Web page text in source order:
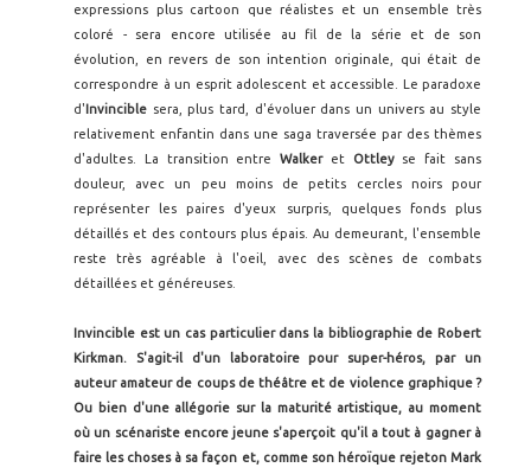
expressions plus cartoon que réalistes et un ensemble très
coloré - sera encore utilisée au fil de la série et de son
évolution, en revers de son intention originale, qui était de
correspondre à un esprit adolescent et accessible. Le paradoxe
d' Invincible sera, plus tard, d'évoluer dans un univers au style
relativement enfantin dans une saga traversée par des thèmes
d'adultes. La transition entreWalkeret Ottleyse fait sans
douleur, avec un peu moins de petits cercles noirs pour
représenter les paires d'yeux surpris, quelques fonds plus
détaillés et des contours plus épais. Au demeurant, l'ensemble
reste très agréable à l'oeil, avec des scènes de combats
détaillées et généreuses.
Invincible est un cas particulier dans la bibliographie de Robert
Kirkman. S'agit-il d'un laboratoire pour super-héros, par un
auteur amateur de coups de théâtre et de violence graphique ?
Ou bien d'une allégorie sur la maturité artistique, au moment
où un scénariste encore jeune s'aperçoit qu'il a tout à gagner à
faire les choses à sa façon et, comme son héroïque rejeton Mark